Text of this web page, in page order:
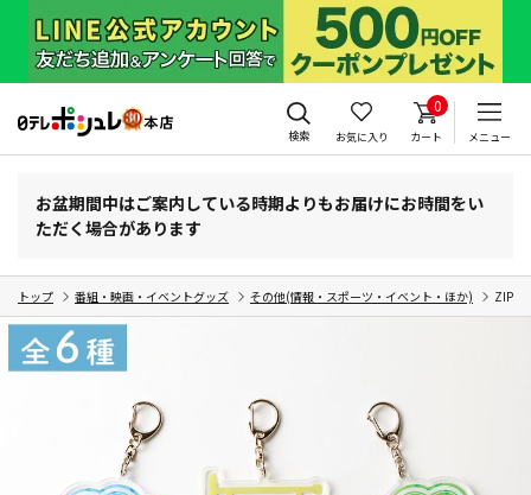
検索 お気に入り
0
カート メニュー
お盆期間中はご案内している時期よりもお届けにお時間をい
ただく場合があります
トップ 番組・映画・イベントグッズ その他(情報・スポーツ・イベント・ほか) ZIP!